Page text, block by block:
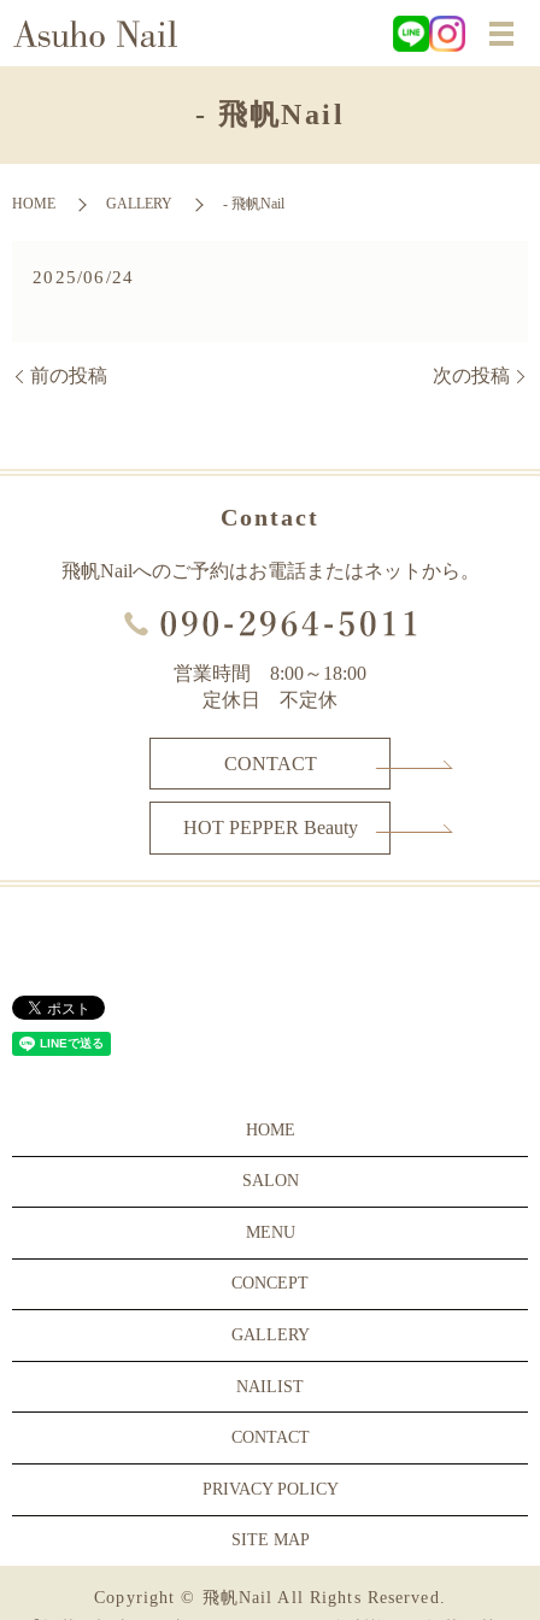
- 飛帆Nail
HOME GALLERY - 飛帆Nail
2025/06/24
前の投稿 次の投稿
Contact
飛帆Nailへのご予約はお電話またはネットから。
営業時間 8:00～18:00
定休日 不定休
CONTACT
HOT PEPPER Beauty
HOME
SALON
MENU
CONCEPT
GALLERY
NAILIST
CONTACT
PRIVACY POLICY
SITE MAP
Copyright © 飛帆Nail All Rights Reserved.